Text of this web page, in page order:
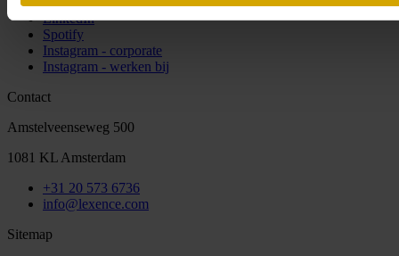
LinkedIn
Spotify
Instagram - corporate
Instagram - werken bij
Contact
Amstelveenseweg 500
1081 KL Amsterdam
+31 20 573 6736
info@lexence.com
Sitemap